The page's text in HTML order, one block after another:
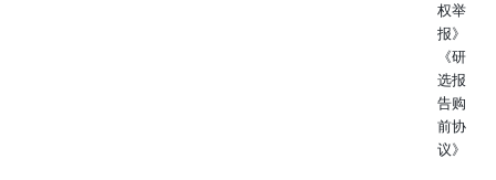
或将面临接管改组。记者周四数次拨打祝九胜的手机电话，
未有人接听。万科暂未回复彭博新闻的置评请求。几小时
后，财联社报道称，祝九胜1月17日凌晨更新了微信朋友
圈，转发了一条关于商旅短租的链接，并和财联社记者进行
了简短通话。报道未提及祝九胜的状况或双方的通话内容。
作为中国房地产市场的领头羊，万科面临着债券抛售加剧的
局面，投资者对该公司大量债务将到期感到忧虑，虽然政府
权举
报》
《研
选报
告购
前协
议》